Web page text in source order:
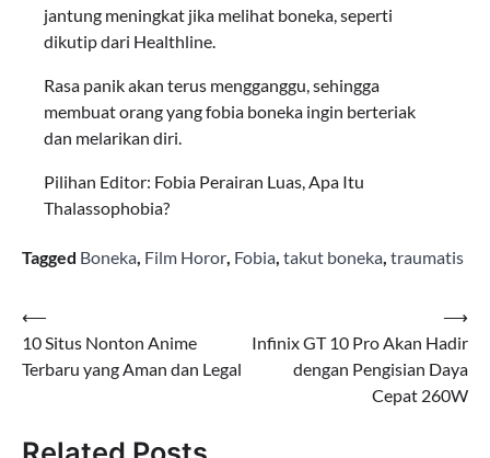
jantung meningkat jika melihat boneka, seperti
dikutip dari Healthline.
Rasa panik akan terus mengganggu, sehingga
membuat orang yang fobia boneka ingin berteriak
dan melarikan diri.
Pilihan Editor: Fobia Perairan Luas, Apa Itu
Thalassophobia?
Tagged Boneka Film Horor Fobia takut boneka traumatis
Navigasi
pos
⟵
10 Situs Nonton Anime
Terbaru yang Aman dan Legal
Infinix GT 10 Pro Akan Hadir
dengan Pengisian Daya
Cepat 260W
⟶